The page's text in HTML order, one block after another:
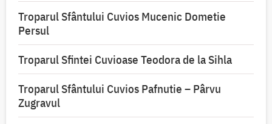
Troparul Sfântului Cuvios Mucenic Dometie
Persul
Troparul Sfintei Cuvioase Teodora de la Sihla
Troparul Sfântului Cuvios Pafnutie – Pârvu
Zugravul